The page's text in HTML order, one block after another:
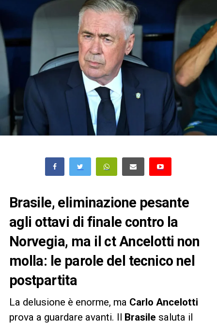
Brasile, eliminazione pesante
agli ottavi di finale contro la
Norvegia, ma il ct Ancelotti non
molla: le parole del tecnico nel
postpartita
La delusione è enorme, ma Carlo Ancelotti
prova a guardare avanti. Il
Brasile saluta il